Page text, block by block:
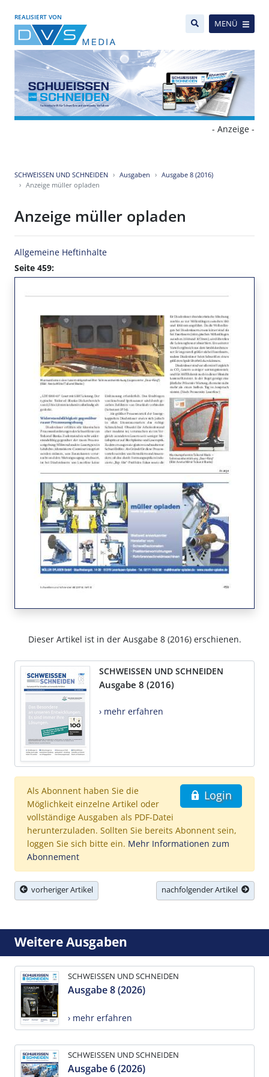
REALISIERT VON
MENÜ
- Anzeige -
SCHWEISSEN UND SCHNEIDEN Ausgaben
Ausgabe 8 (2016)
Anzeige müller opladen
Anzeige müller opladen
Allgemeine Heftinhalte
Seite 459:
Dieser Artikel ist in der Ausgabe 8 (2016) erschienen.
SCHWEISSEN UND SCHNEIDEN
Ausgabe 8 (2016)
› mehr erfahren
Login
Als Abonnent haben Sie die
Möglichkeit einzelne Artikel oder
vollständige Ausgaben als PDF-Datei
herunterzuladen. Sollten Sie bereits Abonnent sein,
loggen Sie sich bitte ein. Mehr Informationen zum
Abonnement
vorheriger Artikel nachfolgender Artikel
Weitere Ausgaben
SCHWEISSEN UND SCHNEIDEN
Ausgabe 8 (2026)
› mehr erfahren
SCHWEISSEN UND SCHNEIDEN
Ausgabe 6 (2026)